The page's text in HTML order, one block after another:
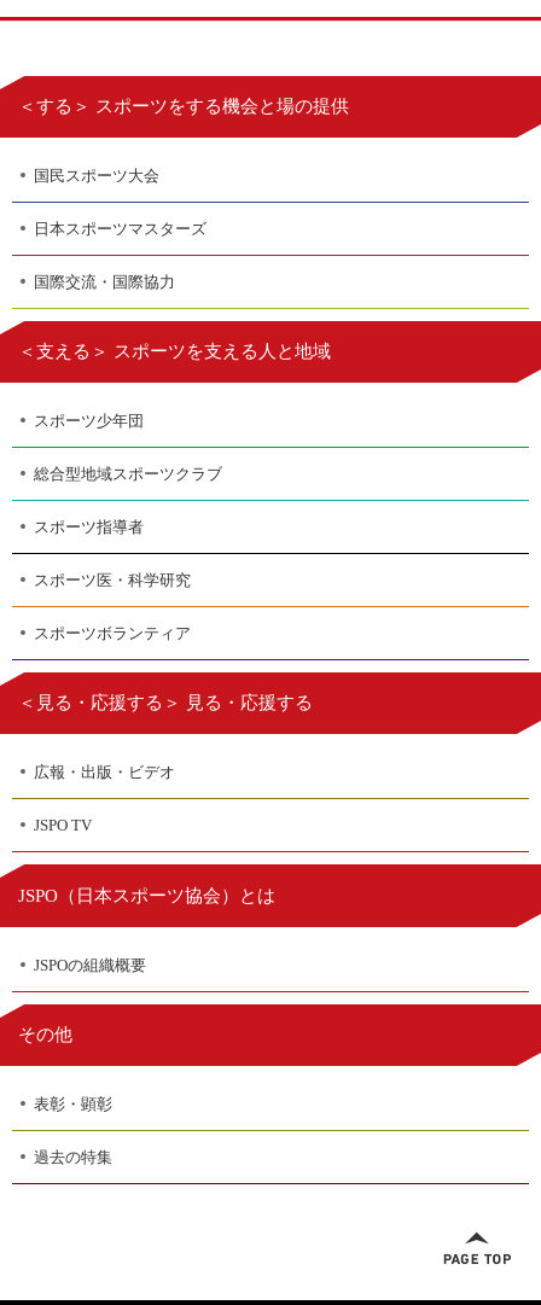
＜する＞ スポーツをする機会と場の提供
国民スポーツ大会
日本スポーツマスターズ
国際交流・国際協力
＜支える＞ スポーツを支える人と地域
スポーツ少年団
総合型地域スポーツクラブ
スポーツ指導者
スポーツ医・科学研究
スポーツボランティア
＜見る・応援する＞ 見る・応援する
広報・出版・ビデオ
JSPO TV
JSPO（ 日本スポーツ協会）とは
JSPOの組織概要
その他
表彰・顕彰
過去の特集